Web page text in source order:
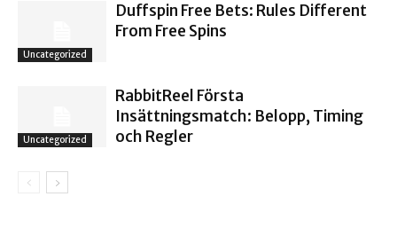
Uncategorized
Duffspin Free Bets: Rules Different
From Free Spins
Uncategorized
RabbitReel Första
Insättningsmatch: Belopp, Timing
och Regler